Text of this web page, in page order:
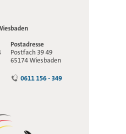
Postadresse
Postfach 39 49
65174 Wiesbaden
0611 156 - 349